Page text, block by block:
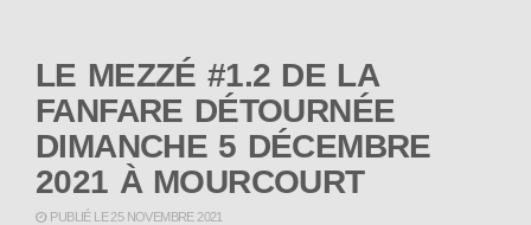
LE MEZZÉ #1.2 DE LA
FANFARE DÉTOURNÉE
DIMANCHE 5 DÉCEMBRE
2021 À MOURCOURT
PUBLIÉ LE 25 NOVEMBRE 2021